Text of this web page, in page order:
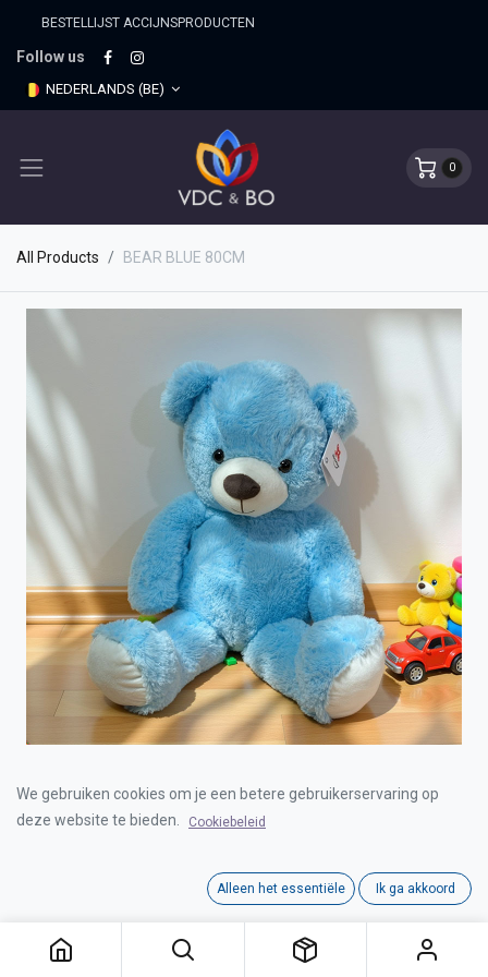
BESTELLIJST ACCIJNSPRO​DUCTEN
Follow us
NEDERLANDS (BE)
0
All Products BEAR BLUE 80CM
Interne referentie: 00020102
We gebruiken cookies om je een betere gebruikerservaring op
deze website te bieden.
Cookiebeleid
Alleen het essentiële Ik ga akkoord